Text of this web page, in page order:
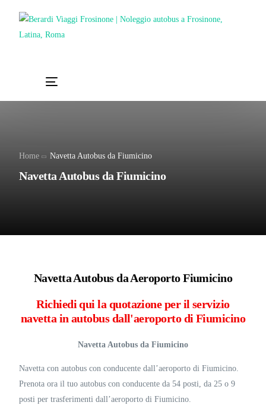
Home Navetta Autobus da Fiumicino
Navetta Autobus da Fiumicino
Navetta Autobus da Aeroporto Fiumicino
Richiedi qui la quotazione per il servizio
navetta in autobus dall'aeroporto di Fiumicino
Navetta Autobus da Fiumicino
Navetta con autobus con conducente dall’aeroporto di Fiumicino.
Prenota ora il tuo autobus con conducente da 54 posti, da 25 o 9
posti per trasferimenti dall’aeroporto di Fiumicino.
Vacanze Viaggi Frosinone
News